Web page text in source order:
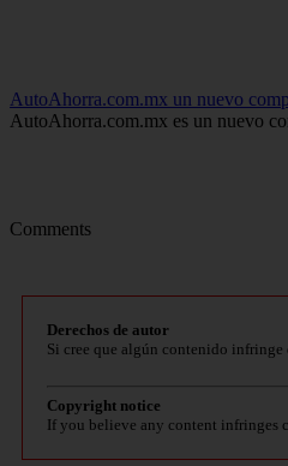
AutoAhorra.com.mx un nuevo
AutoAhorra.com.mx es un nuevo
Comments
Derechos de autor
Si cree que algún contenido
Copyright notice
If you believe any content infringes